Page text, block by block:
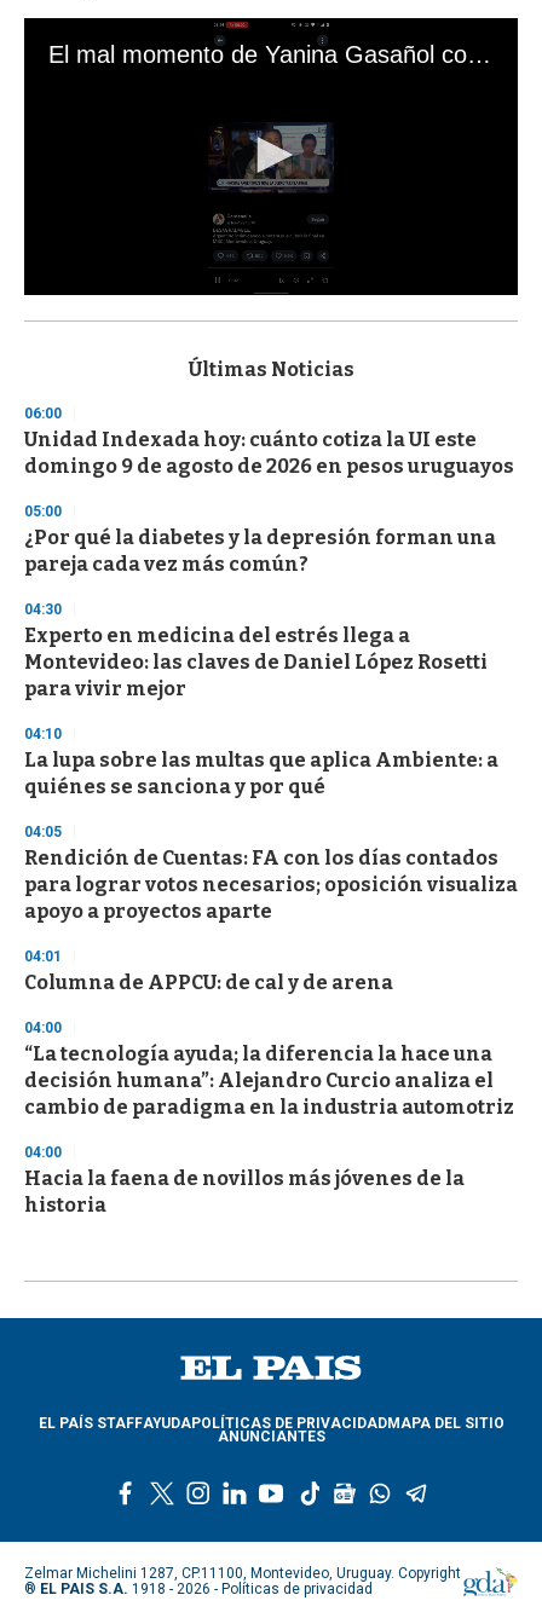
El mal momento de Yanina Gasañol con un hincha argentino en "Subrayado"
s
d
s
o
f
3
s
e
c
n
d
s
Últimas Noticias
06:00
Unidad Indexada hoy: cuánto cotiza la UI este
domingo 9 de agosto de 2026 en pesos uruguayos
05:00
¿Por qué la diabetes y la depresión forman una
pareja cada vez más común?
04:30
Experto en medicina del estrés llega a
Montevideo: las claves de Daniel López Rosetti
para vivir mejor
04:10
La lupa sobre las multas que aplica Ambiente: a
quiénes se sanciona y por qué
04:05
Rendición de Cuentas: FA con los días contados
para lograr votos necesarios; oposición visualiza
apoyo a proyectos aparte
04:01
Columna de APPCU: de cal y de arena
04:00
“La tecnología ayuda; la diferencia la hace una
decisión humana”: Alejandro Curcio analiza el
cambio de paradigma en la industria automotriz
04:00
Hacia la faena de novillos más jóvenes de la
historia
EL PAÍS STAFFAYUDAPOLÍTICAS DE PRIVACIDADMAPA DEL SITIO
ANUNCIANTES
c
e
b
w
i
t
s
t
a
l
n
k
e
y
u
u
t
k
o
g
o
l
w
a
s
l
e
g
Zelmar Michelini 1287, CP.11100, Montevideo, Uruguay. Copyright
® EL PAIS S.A. 1918 - 2026 - Políticas de privacidad